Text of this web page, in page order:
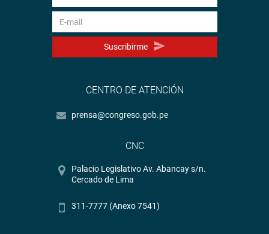
Suscribirme
CENTRO DE ATENCIÓN
prensa@congreso.gob.pe
CNC
Palacio Legislativo Av. Abancay s/n.
Cercado de Lima
311-7777 (Anexo 7541)